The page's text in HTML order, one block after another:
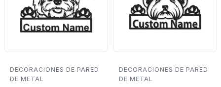
DECORACIONES DE PARED
DE METAL
DECORACIONES DE PARED
DE METAL